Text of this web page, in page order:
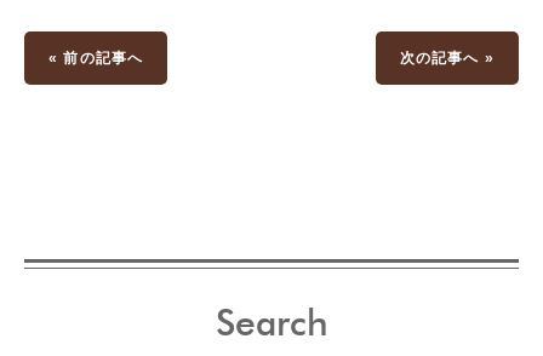
« 前の記事へ 次の記事へ »
Search